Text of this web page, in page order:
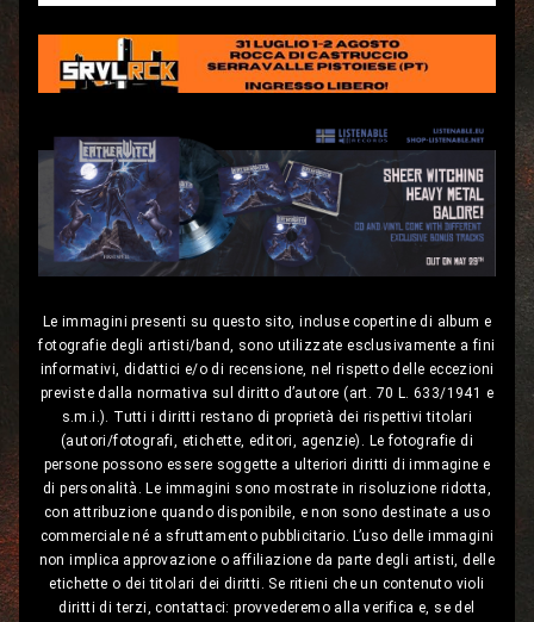
Le immagini presenti su questo sito, incluse copertine di album e
fotografie degli artisti/band, sono utilizzate esclusivamente a fini
informativi, didattici e/o di recensione, nel rispetto delle eccezioni
previste dalla normativa sul diritto d’autore (art. 70 L. 633/1941 e
s.m.i.). Tutti i diritti restano di proprietà dei rispettivi titolari
(autori/fotografi, etichette, editori, agenzie). Le fotografie di
persone possono essere soggette a ulteriori diritti di immagine e
di personalità. Le immagini sono mostrate in risoluzione ridotta,
con attribuzione quando disponibile, e non sono destinate a uso
commerciale né a sfruttamento pubblicitario. L’uso delle immagini
non implica approvazione o affiliazione da parte degli artisti, delle
etichette o dei titolari dei diritti. Se ritieni che un contenuto violi
diritti di terzi, contattaci: provvederemo alla verifica e, se del